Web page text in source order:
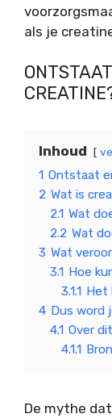
als je
Inhoud
1 Ontstaat
2 Wat is
2.1 Wat
2.2 Wat
3 Wat
3.1 Hoe
3.1.1 Het
4 Dus word
4.1 Over
4.1.1
De mythe